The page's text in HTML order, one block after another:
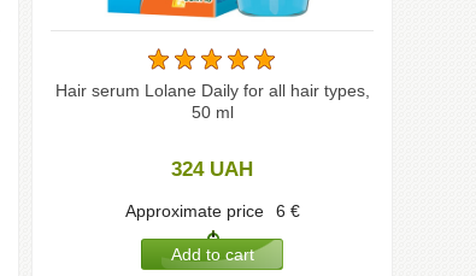
Hair serum Lolane Daily for all hair types,
50 ml
324 UAH
Approximate price 6 €